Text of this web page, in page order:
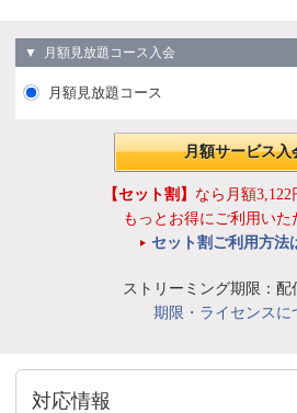
▼ 月額見放題コース入会
月額見放題コース
月額サービス入
【セット割】 なら月額3,122
もっとお得にご利用いた
セット割ご利用方法
ストリーミング期限：配
期限・ライセンスに
対応情報